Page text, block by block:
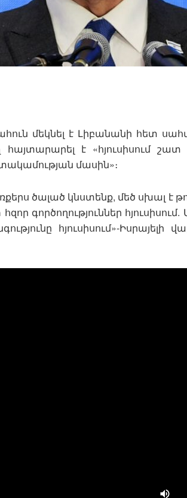
մեկնել է Լիբանանի հետ
է «հյուսիսում
մասին»։
ծալած կնստենք, մեծ սխալ է
գործողություններ հյուսիսում.
հյուսիսում»-Իսրայելի